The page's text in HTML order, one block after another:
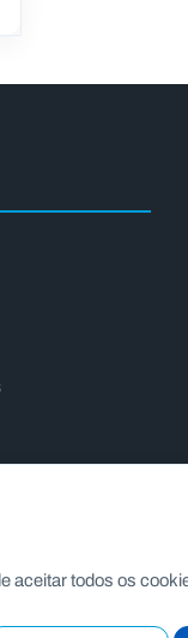
aceitar todos os